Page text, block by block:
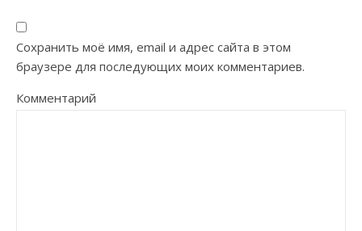
Сохранить моё имя, email и адрес сайта в этом
браузере для последующих моих комментариев.
Комментарий